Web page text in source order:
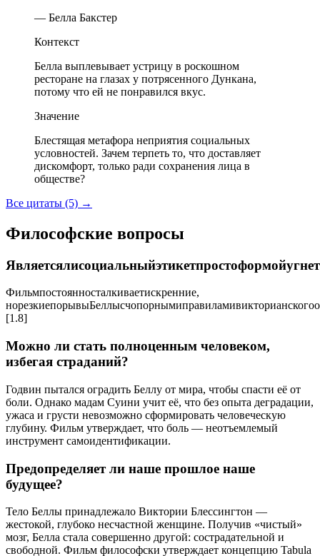
— Белла Бакстер
Контекст
Белла выплевывает устрицу в роскошном
ресторане на глазах у потрясенного Дункана,
потому что ей не понравился вкус.
Значение
Блестящая метафора неприятия социальных
условностей. Зачем терпеть то, что доставляет
дискомфорт, только ради сохранения лица в
обществе?
Все цитаты (5) →
Философские вопросы
Фильмпостоянносталкиваетискренние,
[1.8]
Можно ли стать полноценным человеком,
избегая страданий?
Годвин пытался оградить Беллу от мира, чтобы спасти её от
боли. Однако мадам Суини учит её, что без опыта деградации,
ужаса и грусти невозможно сформировать человеческую
глубину. Фильм утверждает, что боль — неотъемлемый
инструмент самоидентификации.
Предопределяет ли наше прошлое наше
будущее?
Тело Беллы принадлежало Виктории Блессингтон —
жестокой, глубоко несчастной женщине. Получив «чистый»
мозг, Белла стала совершенно другой: сострадательной и
свободной. Фильм философски утверждает концепцию Tabula